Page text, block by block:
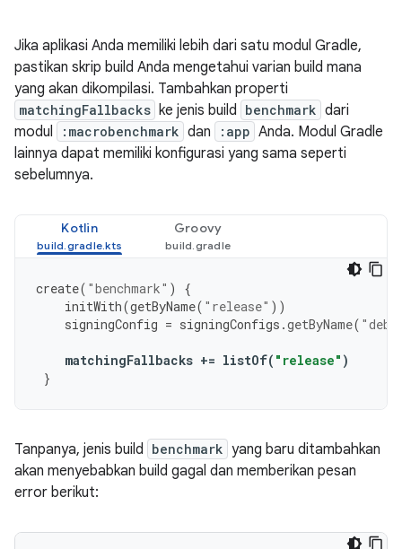
Jika aplikasi Anda memiliki lebih dari satu modul Gradle,
pastikan skrip build Anda mengetahui varian build mana
yang akan dikompilasi. Tambahkan properti
matchingFallbacks ke jenis build benchmark dari
modul
:macrobenchmark dan :app Anda. Modul Gradle
lainnya dapat memiliki konfigurasi yang sama seperti
sebelumnya.
Kotlin Groovy
create( "benchmark" )
{
initWith(getByName( "release" ))
signingConfig = signingConfigs .getByName(
matchingFallbacks += listOf( "release" )
}
Tanpanya, jenis build benchmark yang baru ditambahkan
akan menyebabkan build gagal dan memberikan pesan
error berikut: